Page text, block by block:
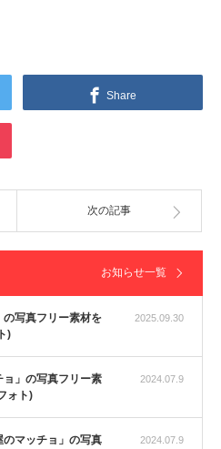
Share
次の記事
2025.09.30
写真フリー素材を
)
2024.07.9
」の写真フリー素
ォト)
2024.07.9
のマッチョ」の写真
お知らせ一覧